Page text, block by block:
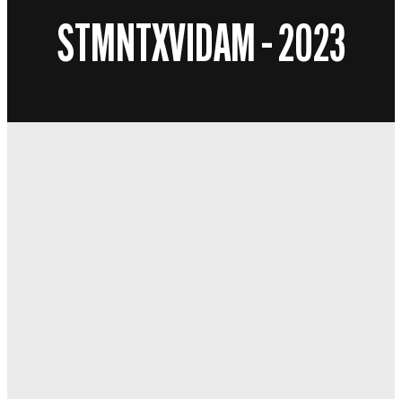
STMNTXVIDAM – 2023